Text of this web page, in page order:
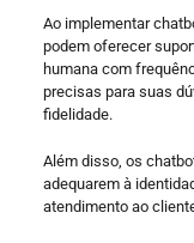
Ao implementar
podem oferecer
humana com
precisas para suas
fidelidade.
Além disso, os
adequarem à
atendimento ao